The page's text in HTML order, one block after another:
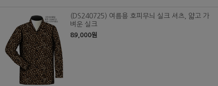
(DS240725) 여름용 호피무늬 실크 셔츠, 얇고 가
벼운 실크
89,000원